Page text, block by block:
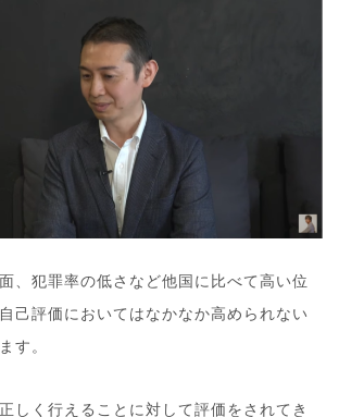
、犯罪率の低さなど他国に比べて高い位
己評価においてはなかなか高められない
す。
しく行えることに対して評価をされてき